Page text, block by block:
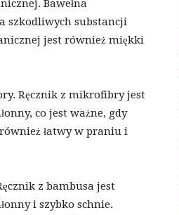
Bawełna
szkodliwych substancji
jest również miękki
Ręcznik z mikrofibry jest
co jest ważne, gdy
łatwy w praniu i
z bambusa jest
i szybko schnie.